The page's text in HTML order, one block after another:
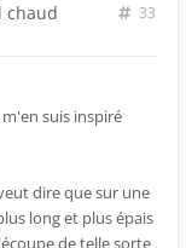
chaud
33
suis inspiré
dire que sur une
long et plus épais
de telle sorte